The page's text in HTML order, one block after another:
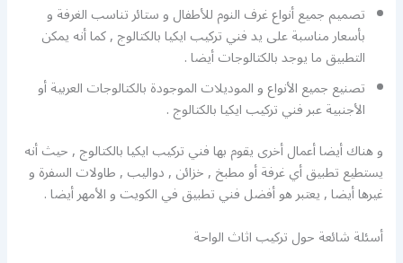
تصميم جميع أنواع غرف النوم للأطفال و ستائر تناسب الغرفة و
بأسعار مناسبة على يد فني تركيب ايكيا بالكتالوج , كما أنه يمكن
التطبيق ما يوجد بالكتالوجات أيضا .
تصنيع جميع الأنواع و الموديلات الموجودة بالكتالوجات العربية أو
الأجنبية عبر فني تركيب ايكيا بالكتالوج .
و هناك أيضا أعمال أخرى يقوم بها فني تركيب ايكيا بالكتالوج , حيث أنه
يستطيع تطبيق أي غرفة أو مطبخ , خزائن , دواليب , طاولات السفرة و
غيرها أيضا , يعتبر هو أفضل فني تطبيق في الكويت و الأمهر أيضا .
أسئلة شائعة حول تركيب اثاث الواحة